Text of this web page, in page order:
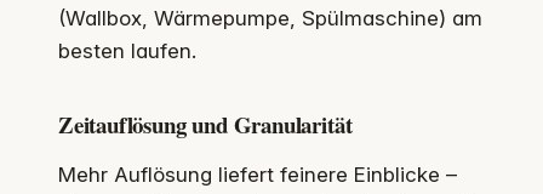
(Wallbox, Wärmepumpe, Spülmaschine) am
besten laufen.
Zeitauflösung und Granularität
Mehr Auflösung liefert feinere Einblicke –